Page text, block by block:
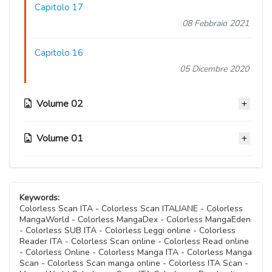
Capitolo 17
08 Febbraio 2021
Capitolo 16
05 Dicembre 2020
Volume 02
Capitolo 15
18 Aprile 2021
Capitolo 14.5
18 Aprile 2021
Volume 01
Capitolo 06
10 Novembre 2020
Capitolo 05
Keywords:
Colorless Scan ITA - Colorless Scan ITALIANE - Colorless
MangaWorld - Colorless MangaDex - Colorless MangaEden
- Colorless SUB ITA - Colorless Leggi online - Colorless
Reader ITA - Colorless Scan online - Colorless Read online
- Colorless Online - Colorless Manga ITA - Colorless Manga
Scan - Colorless Scan manga online - Colorless ITA Scan -